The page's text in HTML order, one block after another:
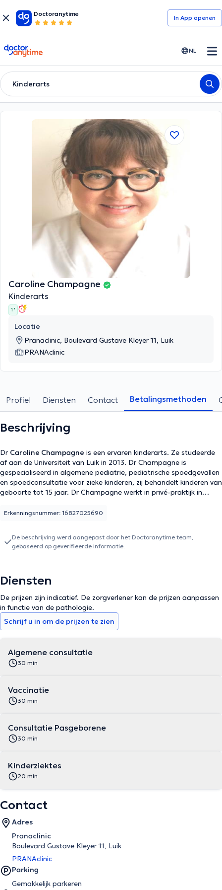
Doctoranytime
In App openen
doctoranytime NL
Kinderarts
Caroline Champagne
Kinderarts
1 '
Locatie
Pranaclinic, Boulevard Gustave Kleyer 11, Luik
PRANAclinic
Profiel Diensten Contact Betalingsmethoden
Beschrijving
Dr Caroline Champagne is een ervaren kinderarts. Ze studeerde
af aan de Universiteit van Luik in 2013. Dr Champagne is
gespecialiseerd in algemene pediatrie, pediatrische spoedgevallen
en spoedconsultatie voor zieke kinderen, zij behandelt kinderen van
geboorte tot 15 jaar. Dr Champagne werkt in privé-praktijk in
Montegnée (CHC, toekomstig Mont Légia). Haar consulten in de
Erkenningsnummer: 16827025690
De beschrijving werd aangepast door het Doctoranytime team,
gebaseerd op geverifieerde informatie.
Diensten
De prijzen zijn indicatief. De zorgverlener kan de prijzen aanpassen
in functie van de pathologie.
Schrijf u in om de prijzen te zien
Algemene consultatie
30 min
Vaccinatie
30 min
Consultatie Pasgeborene
30 min
Kinderziektes
20 min
Contact
Adres
Pranaclinic
Boulevard Gustave Kleyer 11, Luik
PRANAclinic
Parking
Gemakkelijk parkeren